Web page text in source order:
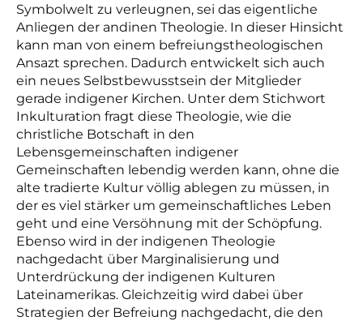
Symbolwelt zu verleugnen, sei das eigentliche
Anliegen der andinen Theologie. In dieser Hinsicht
kann man von einem befreiungstheologischen
Ansazt sprechen. Dadurch entwickelt sich auch
ein neues Selbstbewusstsein der Mitglieder
gerade indigener Kirchen. Unter dem Stichwort
Inkulturation fragt diese Theologie, wie die
christliche Botschaft in den
Lebensgemeinschaften indigener
Gemeinschaften lebendig werden kann, ohne die
alte tradierte Kultur völlig ablegen zu müssen, in
der es viel stärker um gemeinschaftliches Leben
geht und eine Versöhnung mit der Schöpfung.
Ebenso wird in der indigenen Theologie
nachgedacht über Marginalisierung und
Unterdrückung der indigenen Kulturen
Lateinamerikas. Gleichzeitig wird dabei über
Strategien der Befreiung nachgedacht, die den